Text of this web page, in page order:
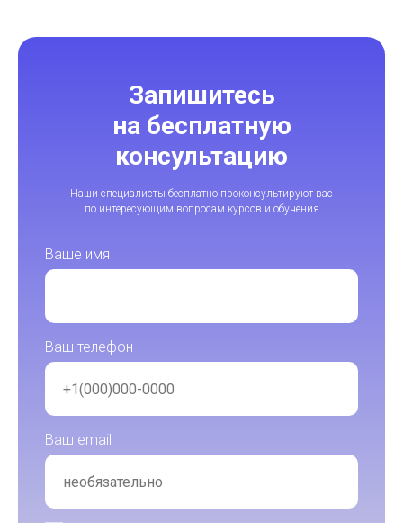
Запишитесь
на бесплатную
консультацию
Наши специалисты бесплатно проконсультируют вас
по интересующим вопросам курсов и обучения
Ваше имя
Ваш телефон
Ваш email